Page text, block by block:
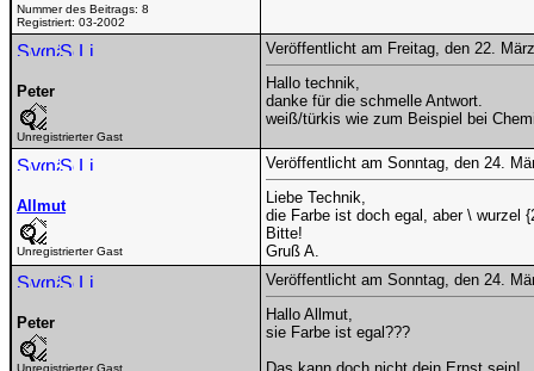
Nummer des Beitrags: 8
Registriert: 03-2002
Peter
Unregistrierter Gast
Veröffentlicht am Freitag, den 22.
Hallo technik,
danke für die schmelle Antwort.
weiß/türkis wie zum Beispiel bei
Allmut
Unregistrierter Gast
Veröffentlicht am Sonntag, den 24.
Liebe Technik,
die Farbe ist doch egal, aber \ wurzel
Bitte!
Gruß A.
Peter
Unregistrierter Gast
Veröffentlicht am Sonntag, den 24.
Hallo Allmut,
sie Farbe ist egal???